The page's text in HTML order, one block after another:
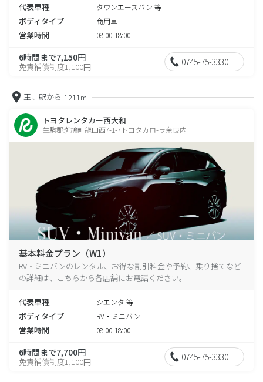
代表車種 タウンエースバン 等
ボディタイプ 商用車
営業時間 08:00-18:00
6時間まで7,150円
免責補償制度1,100円 0745-75-3330
王寺駅から 1211m
トヨタレンタカー西大和
生駒郡斑鳩町龍田西7-1-7トヨタカロ-ラ奈良内
基本料金プラン（W1）
RV・ミニバンのレンタル、お得な割引料金や予約、乗り捨てなど
の詳細は、こちらから各店舗にお電話ください。
代表車種 シエンタ 等
ボディタイプ RV・ミニバン
営業時間 08:00-18:00
6時間まで7,700円
免責補償制度1,100円 0745-75-3330